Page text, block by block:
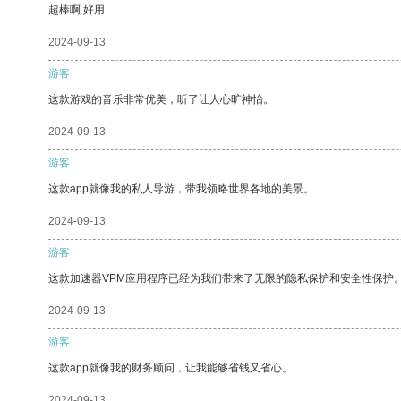
超棒啊 好用
2024-09-13
游客
这款游戏的音乐非常优美，听了让人心旷神怡。
2024-09-13
游客
这款app就像我的私人导游，带我领略世界各地的美景。
2024-09-13
游客
这款加速器VPM应用程序已经为我们带来了无限的隐私保护和安全性保护
2024-09-13
游客
这款app就像我的财务顾问，让我能够省钱又省心。